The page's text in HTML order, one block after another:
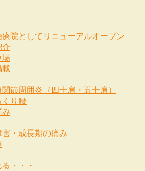
院としてリニューアルオープン
介
場
載
節周囲炎（四十肩・五十肩）
くり腰
み
害・成長期の痛み
・・・